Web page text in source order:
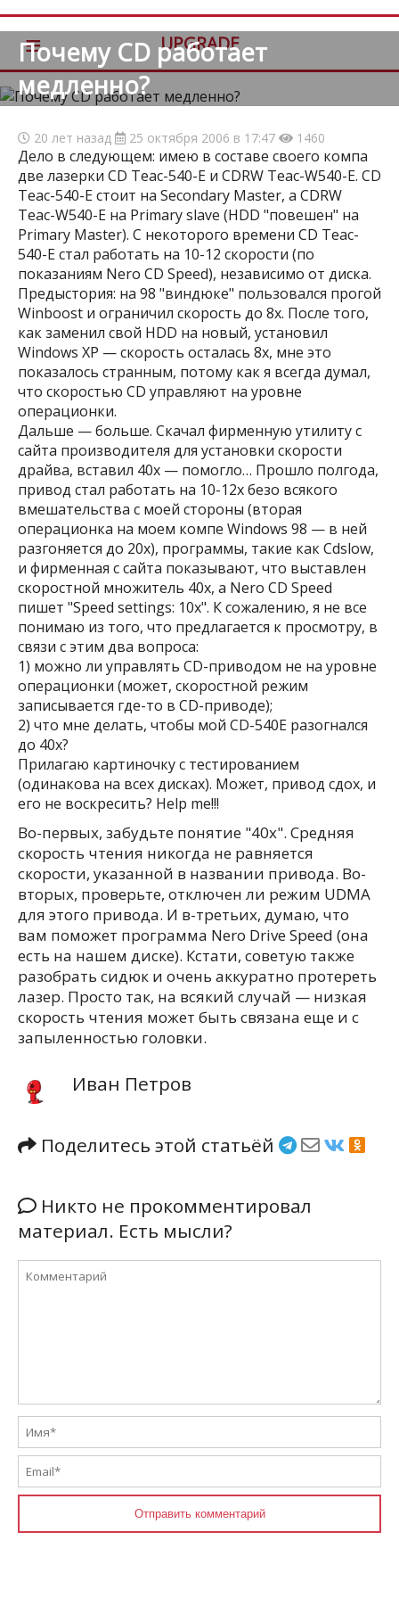
≡ UPGRADE
Почему CD работает
медленно?
20 лет назад 25 октября 2006 в 17:47 1460
Дело в следующем: имею в составе своего компа
две лазерки CD Teac-540-E и CDRW Teac-W540-E. CD
Teac-540-E стоит на Secondary Master, а CDRW
Teac-W540-E на Primary slave (HDD "повешен" на
Primary Master). С некоторого времени CD Teac-
540-E стал работать на 10-12 скорости (по
показаниям Nero CD Speed), независимо от диска.
Предыстория: на 98 "виндюке" пользовался прогой
Winboost и ограничил скорость до 8x. После того,
как заменил свой HDD на новый, установил
Windows ХР — скорость осталась 8x, мне это
показалось странным, потому как я всегда думал,
что скоростью CD управляют на уровне
операционки.
Дальше — больше. Скачал фирменную утилиту с
сайта производителя для установки скорости
драйва, вставил 40x — помогло… Прошло полгода,
привод стал работать на 10-12х безо всякого
вмешательства с моей стороны (вторая
операционка на моем компе Windows 98 — в ней
разгоняется до 20x), программы, такие как Cdslow,
и фирменная с сайта показывают, что выставлен
скоростной множитель 40x, а Nero CD Speed
пишет "Speed settings: 10х". К сожалению, я не все
понимаю из того, что предлагается к просмотру, в
связи с этим два вопроса:
1) можно ли управлять CD-приводом не на уровне
операционки (может, скоростной режим
записывается где-то в CD-приводе);
2) что мне делать, чтобы мой CD-540E разогнался
до 40x?
Прилагаю картиночку с тестированием
(одинакова на всех дисках). Может, привод сдох, и
его не воскресить? Help me!!!
Во-первых, забудьте понятие "40x". Средняя
скорость чтения никогда не равняется
скорости, указанной в названии привода. Во-
вторых, проверьте, отключен ли режим UDMA
для этого привода. И в-третьих, думаю, что
вам поможет программа Nero Drive Speed (она
есть на нашем диске). Кстати, советую также
разобрать сидюк и очень аккуратно протереть
лазер. Просто так, на всякий случай — низкая
скорость чтения может быть связана еще и с
запыленностью головки.
Иван Петров
Поделитесь этой статьёй
Никто не прокомментировал
материал. Есть мысли?